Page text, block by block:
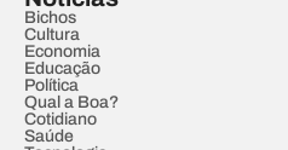
Bichos
Cultura
Economia
Educação
Política
Qual a Boa?
Cotidiano
Saúde